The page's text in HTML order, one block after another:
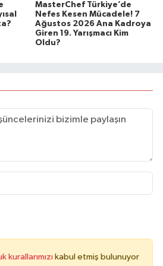
MasterChef Türkiye’de
Nefes Kesen Mücadele! 7
Ağustos 2026 Ana Kadroya
Giren 19. Yarışmacı Kim
Oldu?
kurallarımızı kabul etmiş bulunuyor